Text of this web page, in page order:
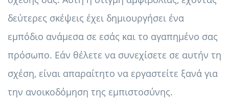
δεύτερες σκέψεις έχει δημιουργήσει ένα
εμπόδιο ανάμεσα σε εσάς και το αγαπημένο σας
πρόσωπο. Εάν θέλετε να συνεχίσετε σε αυτήν τη
σχέση, είναι απαραίτητο να εργαστείτε ξανά για
την ανοικοδόμηση της εμπιστοσύνης.